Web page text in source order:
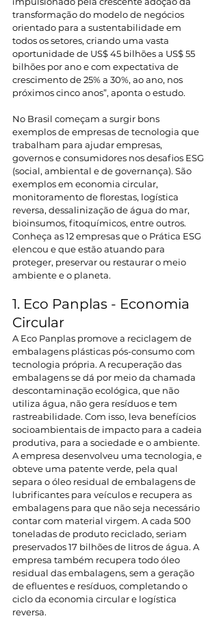
transformação do modelo de negócios
orientado para a sustentabilidade em
todos os setores, criando uma vasta
oportunidade de US$ 45 bilhões a US$ 55
bilhões por ano e com expectativa de
crescimento de 25% a 30%, ao ano, nos
próximos cinco anos”, aponta o estudo.
No Brasil começam a surgir bons
exemplos de empresas de tecnologia que
trabalham para ajudar empresas,
governos e consumidores nos desafios ESG
(social, ambiental e de governança). São
exemplos em economia circular,
monitoramento de florestas, logística
reversa, dessalinização de água do mar,
bioinsumos, fitoquímicos, entre outros.
Conheça as 12 empresas que o Prática ESG
elencou e que estão atuando para
proteger, preservar ou restaurar o meio
ambiente e o planeta.
1. Eco Panplas - Economia
Circular
A Eco Panplas promove a reciclagem de
embalagens plásticas pós-consumo com
tecnologia própria. A recuperação das
embalagens se dá por meio da chamada
descontaminação ecológica, que não
utiliza água, não gera resíduos e tem
rastreabilidade. Com isso, leva benefícios
socioambientais de impacto para a cadeia
produtiva, para a sociedade e o ambiente.
A empresa desenvolveu uma tecnologia, e
obteve uma patente verde, pela qual
separa o óleo residual de embalagens de
lubrificantes para veículos e recupera as
embalagens para que não seja necessário
contar com material virgem. A cada 500
toneladas de produto reciclado, seriam
preservados 17 bilhões de litros de água. A
empresa também recupera todo óleo
residual das embalagens, sem a geração
de efluentes e resíduos, completando o
ciclo da economia circular e logística
reversa.